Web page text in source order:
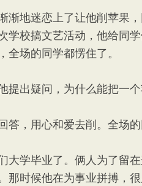
渐地迷恋上了让他削苹果
学校搞文艺活动，他给同
全场的同学都愣住了。
提出疑问，为什么能把一
答，用心和爱去削。全场
大学毕业了。俩人为了留
那时候他在为事业拼搏，